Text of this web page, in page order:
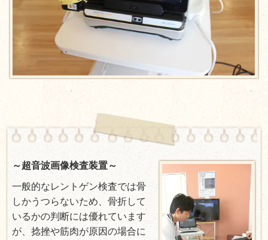
～超音波画像検査装置～
一般的なレントゲン検査では骨
しかうつらないため、骨折して
いるかの判断には優れています
が、捻挫や筋肉が原因の場合に